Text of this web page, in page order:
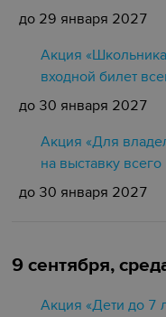
до 29 января 2027
Акция
входной билет
до 30 января 2027
Акция «Для
на выставку всего
до 30 января 2027
9 сентября,
Акция «Дети до 7